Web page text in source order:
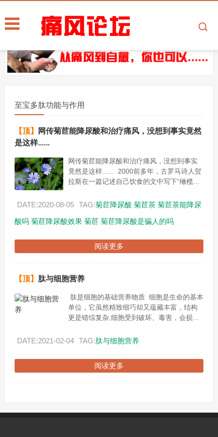
至宝多肽功能与作用
【顶】
网传菊苣能降尿酸和治疗痛风，没想到事实竟然
是这样......
网传菊苣能降尿酸和治疗痛风，没想到事实
竟然是这样...... 2000前多年，古罗马诗人贺
拉斯在一篇记述自己饮食的文中写下“橄榄、
食...
DATE:2020-08-05 TAG:菊苣降尿酸 菊苣茶 菊苣茶能降尿
酸吗 菊苣降尿酸效果 菊苣 菊苣降尿酸是骗人的吗
阅读更多
【顶】 肽与细胞营养
肽是细胞的基础营养物质 细胞是生命的基本
单位，它虽然精致细巧却又蕴藏丰富，结构
更是错综复杂,细胞受到破坏、毒害，会损害
就是--------...
DATE:2021-02-04 TAG:肽与细胞营养
阅读更多